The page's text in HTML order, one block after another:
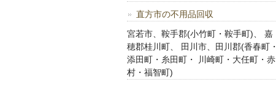
直方市の不用品回収
宮若市、鞍手郡(小竹町・鞍手町)、 嘉
穂郡桂川町、 田川市、田川郡(香春町・
添田町・糸田町・ 川崎町・大任町・赤
村・福智町)